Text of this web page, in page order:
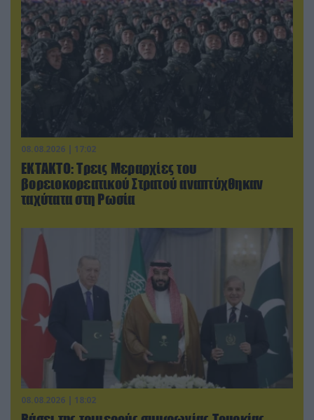
08.08.2026 | 17:02
ΕΚΤΑΚΤΟ: Τρεις Μεραρχίες του
βορειοκορεατικού Στρατού αναπτύχθηκαν
ταχύτατα στη Ρωσία
08.08.2026 | 18:02